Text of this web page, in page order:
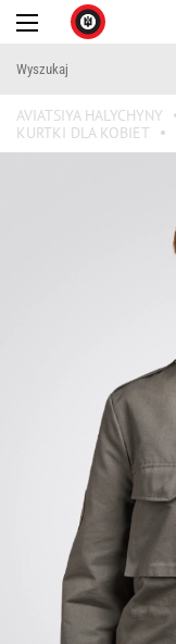
AVIATSIYA HALYCHYNY
KURTKI DLA KOBIET